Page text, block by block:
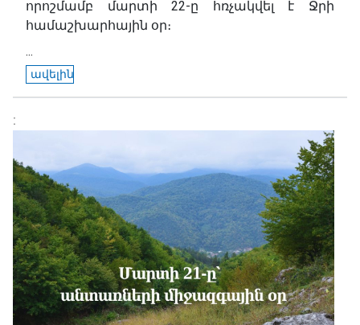
որոշմամբ մարտի 22-ը հռչակվել է Ջրի
համաշխարհային օր։
...
ավելին